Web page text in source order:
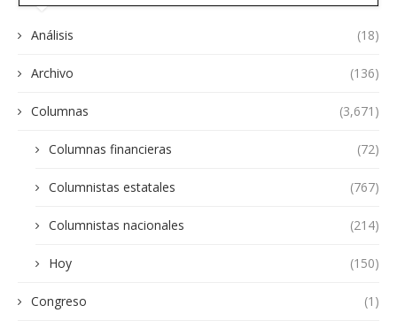
Análisis (18)
Archivo (136)
Columnas (3,671)
Columnas financieras (72)
Columnistas estatales (767)
Columnistas nacionales (214)
Hoy (150)
Congreso (1)